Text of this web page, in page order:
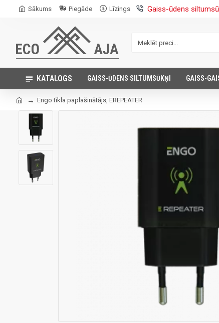
Sākums Piegāde Līzings Gaiss-ūdens
KATALOGS GAISS-ŪDENS SILTUMSŪKŅI GAISS-
Engo tīkla paplašinātājs, EREPEATER